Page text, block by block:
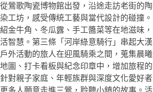
鶯歌陶瓷博物館出發，沿途走訪老街的陶
工坊，感受傳統工藝與當代設計的碰撞。
金牛角、冬瓜露、手工醬菜等在地滋味，
智慧。第三條「河岸綠意騎行」串起大漢
外活動的旅人在迎風騎乘之間，蒐集晨曦
圖、打卡看板與紀念印章中，增加旅程的
對親子家庭、年輕族群與深度文化愛好者